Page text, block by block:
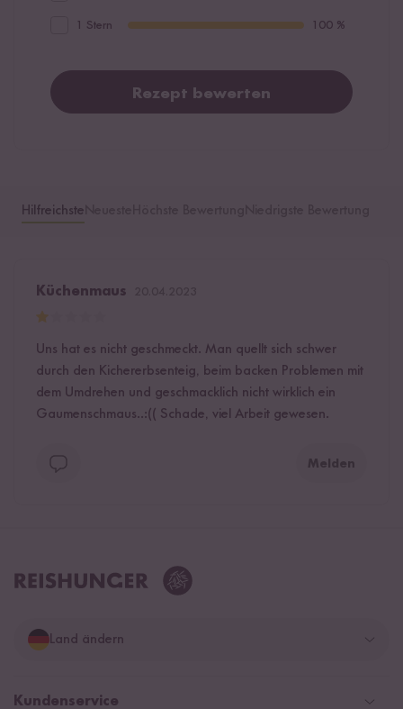
1 Stern 100 %
Rezept bewerten
Hilfreichste
Küchenmaus
Uns hat es nicht geschmeckt. Man quellt sich schwer
durch den Kichererbsenteig, beim backen Problemen mit
dem Umdrehen und geschmacklich nicht wirklich ein
Gaumenschmaus..:(( Schade, viel Arbeit gewesen.
Melden
Land ändern
Deutschland
Kundenservice